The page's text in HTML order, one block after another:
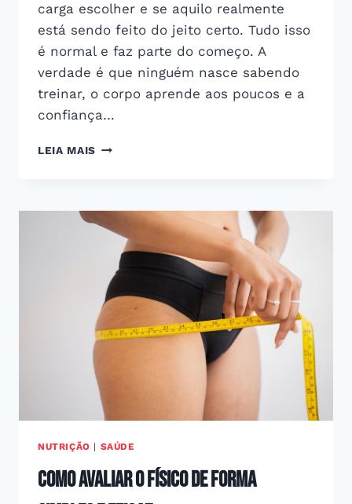
carga escolher e se aquilo realmente
está sendo feito do jeito certo. Tudo isso
é normal e faz parte do começo. A
verdade é que ninguém nasce sabendo
treinar, o corpo aprende aos poucos e a
confiança…
LEIA MAIS FAÇA
BEM
NA
ACADEMIA
NUTRIÇÃO | SAÚDE
Como avaliar o físico de forma